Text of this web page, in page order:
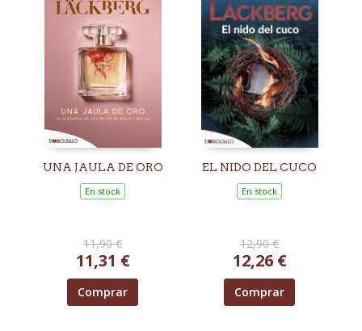
UNA JAULA DE ORO
En stock
11,90 €
11,31 €
Comprar
EL NIDO DEL CUCO
En stock
12,90 €
12,26 €
Comprar